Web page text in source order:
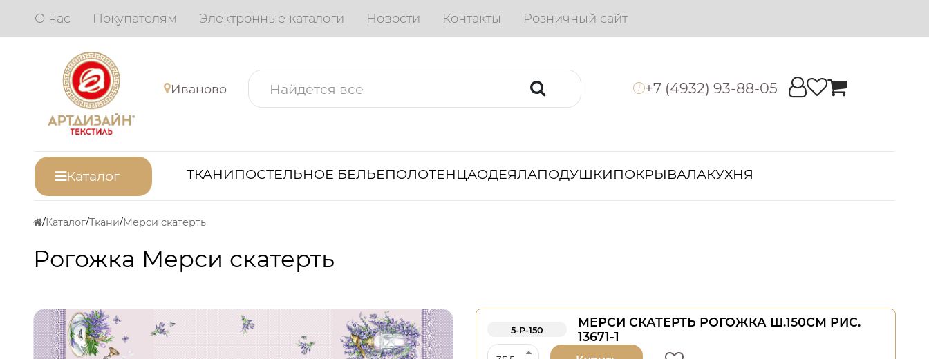
О нас Покупателям Электронные каталоги Новости Контакты Розничный сайт
Иваново i +7 (4932) 93-88-05
Каталог ТКАНИПОСТЕЛЬНОЕ БЕЛЬЕПОЛОТЕНЦАОДЕЯЛАПОДУШКИПОКРЫВАЛАКУХНЯ
Каталог Ткани Мерси скатерть
Рогожка Мерси скатерть
5-Р-150
МЕРСИ СКАТЕРТЬ РОГОЖКА Ш.150СМ РИС.
13671-1